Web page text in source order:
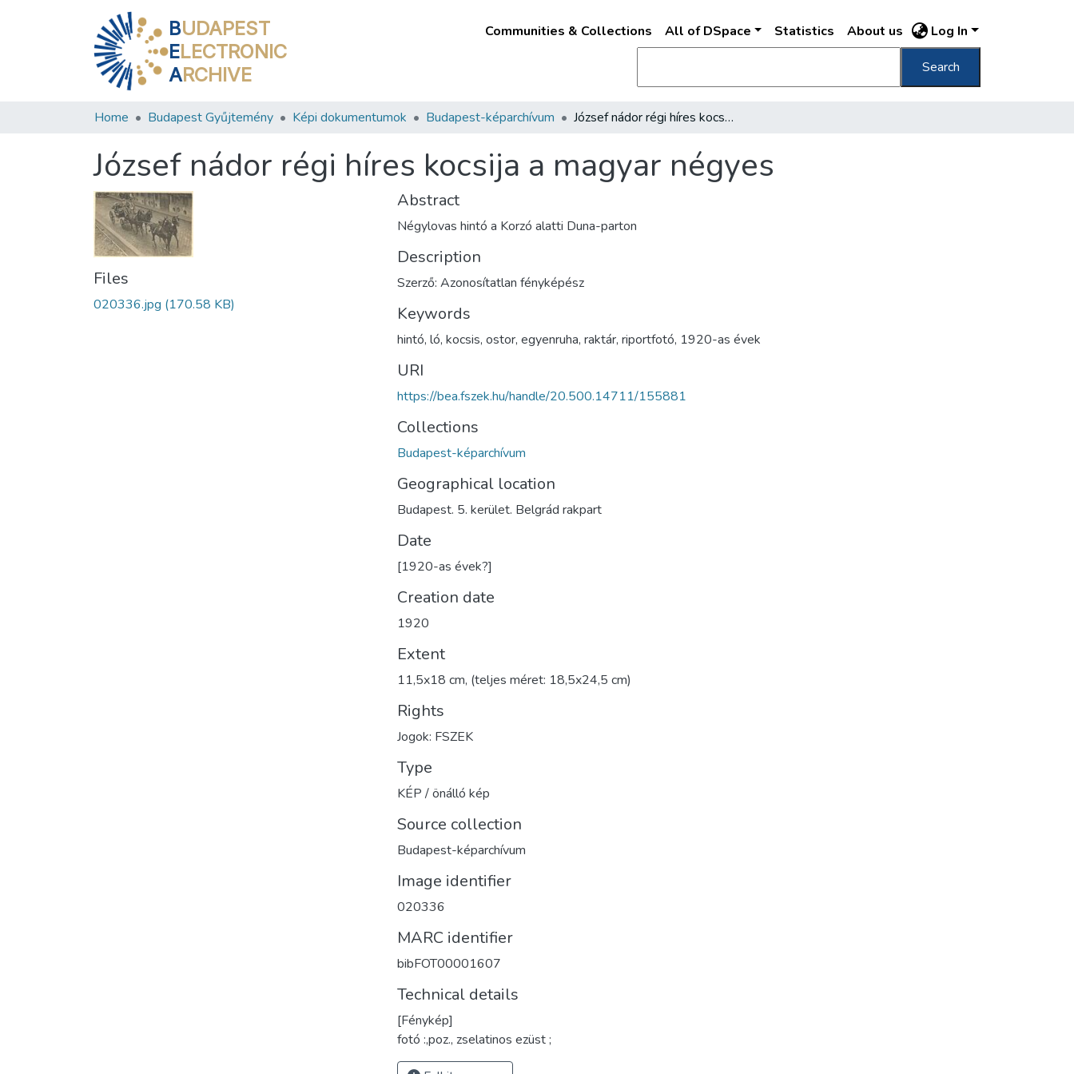
BUDAPEST
ELECTRONIC
ARCHIVE
Communities & Collections All of DSpace Statistics About us Log In
Search
Home Budapest Gyűjtemény Képi dokumentumok Budapest-képarchívum József nádor régi híres kocsija a magyar négyes
József nádor régi híres kocsija a magyar négyes
Files
020336.jpg (170.58 KB)
Abstract
Négylovas hintó a Korzó alatti Duna-parton
Description
Szerző: Azonosítatlan fényképész
Keywords
hintó, ló, kocsis, ostor, egyenruha, raktár, riportfotó, 1920-as évek
URI
https://bea.fszek.hu/handle/20.500.14711/155881
Collections
Budapest-képarchívum
Geographical location
Budapest. 5. kerület. Belgrád rakpart
Date
[1920-as évek?]
Creation date
1920
Extent
11,5x18 cm, (teljes méret: 18,5x24,5 cm)
Rights
Jogok: FSZEK
Type
KÉP / önálló kép
Source collection
Budapest-képarchívum
Image identifier
020336
MARC identifier
bibFOT00001607
Technical details
[Fénykép]
fotó :,poz., zselatinos ezüst ;